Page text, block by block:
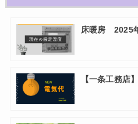
床暖房 2025
【一条工務店